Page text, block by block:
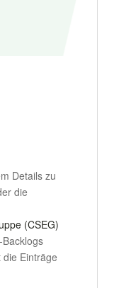
Details zu
die
(CSEG)
Einträge